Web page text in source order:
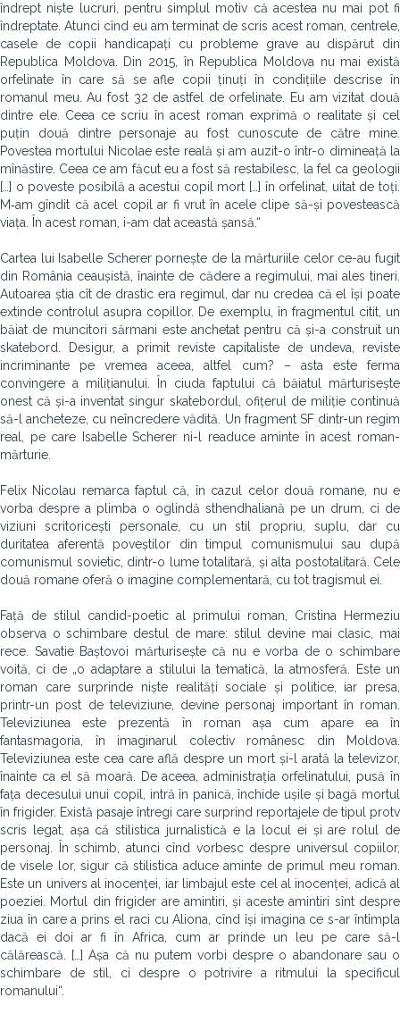
îndrept niște lucruri, pentru simplul motiv că acestea nu mai pot fi
îndreptate. Atunci cînd eu am terminat de scris acest roman, centrele,
casele de copii handicapați cu probleme grave au dispărut din
Republica Moldova. Din 2015, în Republica Moldova nu mai există
orfelinate în care să se afle copii ținuți în condițiile descrise în
romanul meu. Au fost 32 de astfel de orfelinate. Eu am vizitat două
dintre ele. Ceea ce scriu în acest roman exprimă o realitate și cel
puțin două dintre personaje au fost cunoscute de către mine.
Povestea mortului Nicolae este reală și am auzit-o într-o dimineață la
mînăstire. Ceea ce am făcut eu a fost să restabilesc, la fel ca geologii
[…] o poveste posibilă a acestui copil mort […] în orfelinat, uitat de toți.
M‑am gîndit că acel copil ar fi vrut în acele clipe să-și povestească
viața. În acest roman, i-am dat această șansă.“
Cartea lui Isabelle Scherer pornește de la mărturiile celor ce-au fugit
din România ceaușistă, înainte de cădere a regimului, mai ales tineri.
Autoarea știa cît de drastic era regimul, dar nu credea că el își poate
extinde controlul asupra copillor. De exemplu, în fragmentul citit, un
băiat de muncitori sărmani este anchetat pentru că și-a construit un
skatebord. Desigur, a primit reviste capitaliste de undeva, reviste
incriminante pe vremea aceea, altfel cum? – asta este ferma
convingere a milițianului. În ciuda faptului că băiatul mărturisește
onest că și-a inventat singur skatebordul, ofițerul de miliție continuă
să-l ancheteze, cu neîncredere vădită. Un fragment SF dintr-un regim
real, pe care Isabelle Scherer ni-l readuce aminte în acest roman-
mărturie.
Felix Nicolau remarca faptul că, în cazul celor două romane, nu e
vorba despre a plimba o oglindă sthendhaliană pe un drum, ci de
viziuni scritoricești personale, cu un stil propriu, suplu, dar cu
duritatea aferentă poveștilor din timpul comunismului sau după
comunismul sovietic, dintr-o lume totalitară, și alta postotalitară. Cele
două romane oferă o imagine complementară, cu tot tragismul ei.
Față de stilul candid-poetic al primului roman, Cristina Hermeziu
observa o schimbare destul de mare: stilul devine mai clasic, mai
rece. Savatie Baștovoi mărturisește că nu e vorba de o schimbare
voită, ci de „o adaptare a stilului la tematică, la atmosferă. Este un
roman care surprinde niște realități sociale și politice, iar presa,
printr-un post de televiziune, devine personaj important în roman.
Televiziunea este prezentă în roman așa cum apare ea în
fantasmagoria, în imaginarul colectiv românesc din Moldova.
Televiziunea este cea care află despre un mort și-l arată la televizor,
înainte ca el să moară. De aceea, administrația orfelinatului, pusă în
fața decesului unui copil, intră în panică, închide ușile și bagă mortul
în frigider. Există pasaje întregi care surprind reportajele de tipul protv
scris legat, așa că stilistica jurnalistică e la locul ei și are rolul de
personaj. În schimb, atunci cînd vorbesc despre universul copiilor,
de visele lor, sigur că stilistica aduce aminte de primul meu roman.
Este un univers al inocenței, iar limbajul este cel al inocenței, adică al
poeziei. Mortul din frigider are amintiri, și aceste amintiri sînt despre
ziua în care a prins el raci cu Aliona, cînd își imagina ce s-ar întîmpla
dacă ei doi ar fi în Africa, cum ar prinde un leu pe care să-l
călărească. […] Așa că nu putem vorbi despre o abandonare sau o
schimbare de stil, ci despre o potrivire a ritmului la specificul
romanului“.